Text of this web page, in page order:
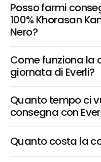
Posso farmi
100% Khorasan
Nero?
Come funziona la
giornata di Everli?
Quanto tempo ci
consegna con
Quanto costa la